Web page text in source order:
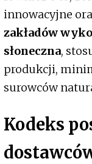
innowacyjne
zakładów
słoneczna,
produkcji,
surowców
Kodeks